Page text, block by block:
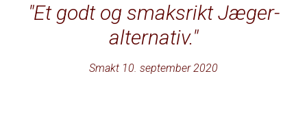
Et godt og smaksrikt Jæger-
alternativ.
Smakt 10. september 2020